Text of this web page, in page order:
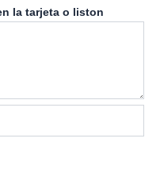
la tarjeta o liston